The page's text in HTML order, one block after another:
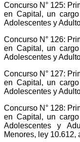
Concurso N° 125:
en Capital, un
Adolescentes y
Concurso N° 126:
en Capital, un
Adolescentes y
Concurso N° 127:
en Capital, un
Adolescentes y
Concurso N° 128:
en Capital, un
Adolescentes y
Menores, ley 10.612,